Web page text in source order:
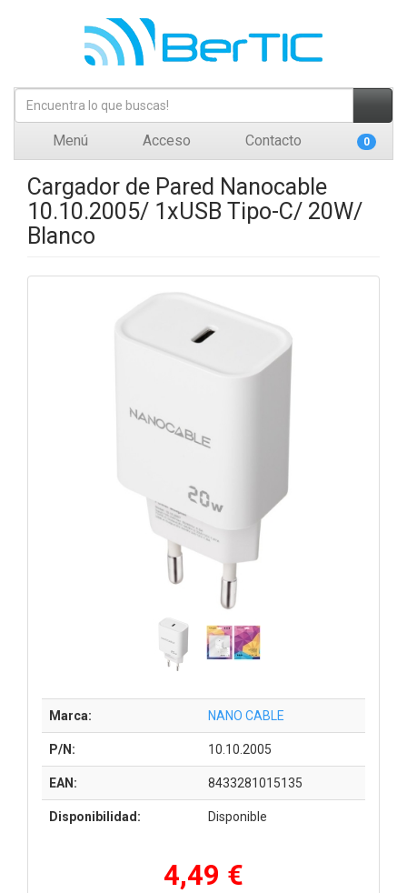
Menú Acceso Contacto 0
Cargador de Pared Nanocable
10.10.2005/ 1xUSB Tipo-C/ 20W/
Blanco
Marca: NANO CABLE
P/N: 10.10.2005
EAN: 8433281015135
Disponibilidad: Disponible
4,49 €